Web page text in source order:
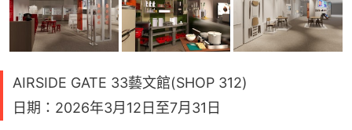
AIRSIDE GATE 33藝文館(SHOP 312)
日期：2026年3月12日至7月31日